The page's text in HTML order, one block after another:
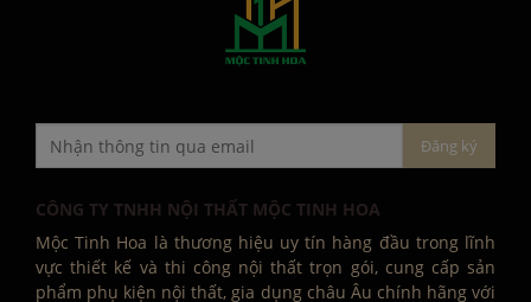
CÔNG TY TNHH NỘI THẤT MỘC TINH HOA
Mộc Tinh Hoa là thương hiệu uy tín hàng đầu trong lĩnh
vực thiết kế và thi công nội thất trọn gói, cung cấp sản
phẩm phụ kiện nội thất, gia dụng châu Âu chính hãng với